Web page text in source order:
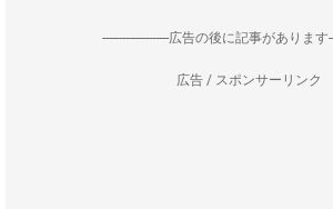
--------------------広告の後に記事があります
広告 / スポンサーリンク